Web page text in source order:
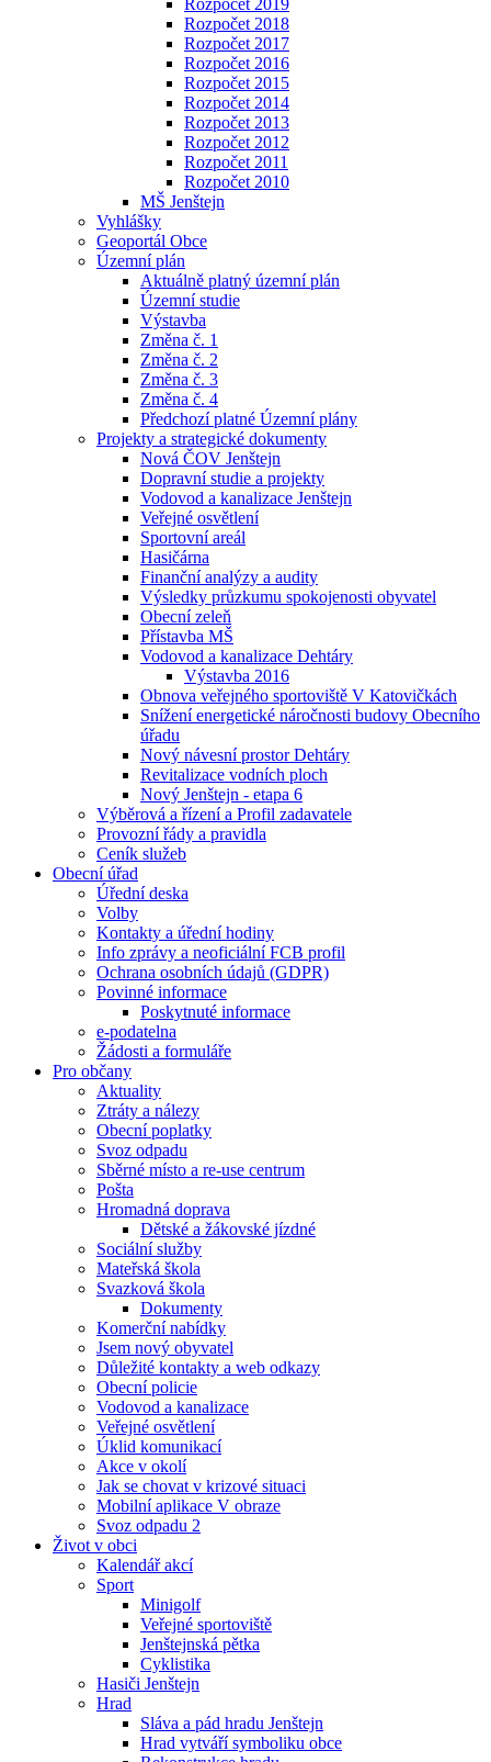
Rozpočet 2019
Rozpočet 2018
Rozpočet 2017
Rozpočet 2016
Rozpočet 2015
Rozpočet 2014
Rozpočet 2013
Rozpočet 2012
Rozpočet 2011
Rozpočet 2010
MŠ Jenštejn
Vyhlášky
Geoportál Obce
Územní plán
Aktuálně platný územní plán
Územní studie
Výstavba
Změna č. 1
Změna č. 2
Změna č. 3
Změna č. 4
Předchozí platné Územní plány
Projekty a strategické dokumenty
Nová ČOV Jenštejn
Dopravní studie a projekty
Vodovod a kanalizace Jenštejn
Veřejné osvětlení
Sportovní areál
Hasičárna
Finanční analýzy a audity
Výsledky průzkumu spokojenosti obyvatel
Obecní zeleň
Přístavba MŠ
Vodovod a kanalizace Dehtáry
Výstavba 2016
Obnova veřejného sportoviště V Katovičkách
Snížení energetické náročnosti budovy Obecního
úřadu
Nový návesní prostor Dehtáry
Revitalizace vodních ploch
Nový Jenštejn - etapa 6
Výběrová a řízení a Profil zadavatele
Provozní řády a pravidla
Ceník služeb
Obecní úřad
Úřední deska
Volby
Kontakty a úřední hodiny
Info zprávy a neoficiální FCB profil
Ochrana osobních údajů (GDPR)
Povinné informace
Poskytnuté informace
e-podatelna
Žádosti a formuláře
Pro občany
Aktuality
Ztráty a nálezy
Obecní poplatky
Svoz odpadu
Sběrné místo a re-use centrum
Pošta
Hromadná doprava
Dětské a žákovské jízdné
Sociální služby
Mateřská škola
Svazková škola
Dokumenty
Komerční nabídky
Jsem nový obyvatel
Důležité kontakty a web odkazy
Obecní policie
Vodovod a kanalizace
Veřejné osvětlení
Úklid komunikací
Akce v okolí
Jak se chovat v krizové situaci
Mobilní aplikace V obraze
Svoz odpadu 2
Život v obci
Kalendář akcí
Sport
Minigolf
Veřejné sportoviště
Jenštejnská pětka
Cyklistika
Hasiči Jenštejn
Hrad
Sláva a pád hradu Jenštejn
Hrad vytváří symboliku obce